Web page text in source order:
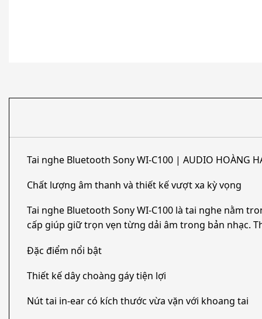
Tai nghe Bluetooth Sony WI-C100 | AUDIO HOÀNG
Chất lượng âm thanh và thiết kế vượt xa kỳ vọng
Tai nghe Bluetooth Sony WI-C100 là tai nghe nằm
cấp giúp giữ trọn vẹn từng dải âm trong bản nhạc.
Đặc điểm nổi bật
Thiết kế dây choàng gáy tiện lợi
Nút tai in-ear có kích thước vừa vặn với khoang tai